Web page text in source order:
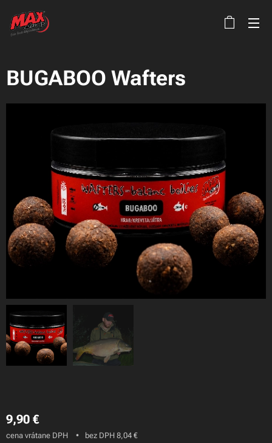
BUGABOO Wafters
1x 21mm BUGABOO Wafters + 1x 15mm ANABOLIC EXOTICA
9,90 €
cena vrátane DPH bez DPH 8,04 €